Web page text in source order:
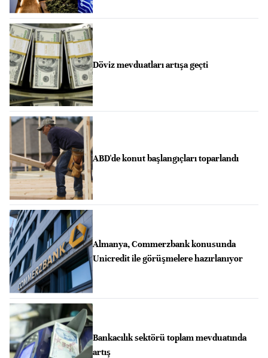
Döviz mevduatları artışa geçti
ABD'de konut başlangıçları toparlandı
Almanya, Commerzbank konusunda
Unicredit ile görüşmelere hazırlanıyor
Bankacılık sektörü toplam mevduatında
artış